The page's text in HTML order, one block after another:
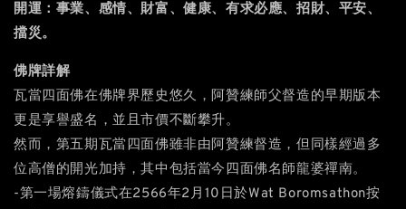
開運：事業、感情、財富、健康、有求必應、招財、平安、
擋災。
佛牌詳解
瓦當四面佛在佛牌界歷史悠久，阿贊練師父督造的早期版本
更是享譽盛名，並且市價不斷攀升。
然而，第五期瓦當四面佛雖非由阿贊練督造，但同樣經過多
位高僧的開光加持，其中包括當今四面佛名師龍婆禪南。
-第一場熔鑄儀式在2566年2月10日於Wat Boromsathon按